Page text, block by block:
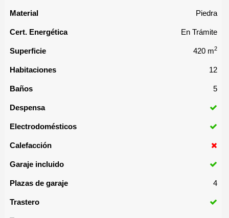
Material Piedra
Cert. Energética En Trámite
Superficie 420 m2
Habitaciones 12
Baños 5
Despensa
Electrodomésticos
Calefacción
Garaje incluido
Plazas de garaje 4
Trastero